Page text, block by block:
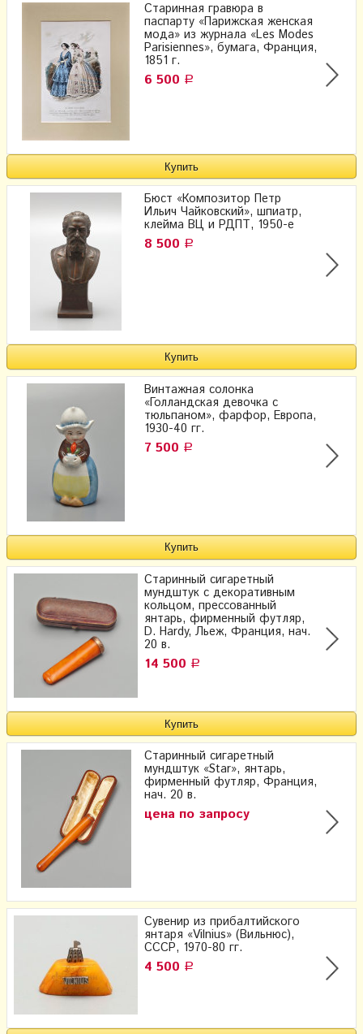
Старинная гравюра в
паспарту «Парижская женская
мода» из журнала «Les Modes
Parisiennes», бумага, Франция,
1851 г.
6 500 Р
Бюст «Композитор Петр
Ильич Чайковский», шпиатр,
клейма ВЦ и РДПТ, 1950-е
8 500 Р
Винтажная солонка
«Голландская девочка с
тюльпаном», фарфор, Европа,
1930-40 гг.
7 500 Р
Старинный сигаретный
мундштук с декоративным
кольцом, прессованный
янтарь, фирменный футляр,
D. Hardy, Льеж, Франция, нач.
20 в.
14 500 Р
Старинный сигаретный
мундштук «Star», янтарь,
фирменный футляр, Франция,
нач. 20 в.
цена по запросу
Сувенир из прибалтийского
янтаря «Vilnius» (Вильнюс),
СССР, 1970-80 гг.
4 500 Р